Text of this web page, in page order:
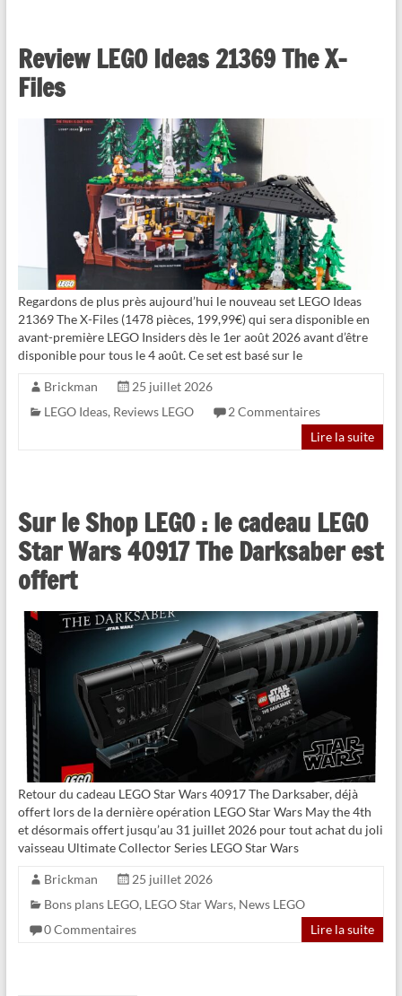
Review LEGO Ideas 21369 The X-
Files
Regardons de plus près aujourd’hui le nouveau set LEGO Ideas
21369 The X-Files (1478 pièces, 199,99€) qui sera disponible en
avant-première LEGO Insiders dès le 1er août 2026 avant d’être
disponible pour tous le 4 août. Ce set est basé sur le
Brickman
25 juillet 2026
LEGO Ideas, Reviews LEGO
2 Commentaires
Lire la suite
Sur le Shop LEGO : le cadeau LEGO
Star Wars 40917 The Darksaber est
offert
Retour du cadeau LEGO Star Wars 40917 The Darksaber, déjà
offert lors de la dernière opération LEGO Star Wars May the 4th
et désormais offert jusqu’au 31 juillet 2026 pour tout achat du joli
vaisseau Ultimate Collector Series LEGO Star Wars
Brickman
25 juillet 2026
Bons plans LEGO, LEGO Star Wars, News LEGO
0 Commentaires
Lire la suite